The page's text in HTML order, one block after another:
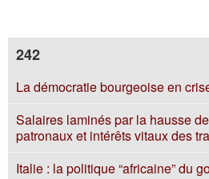
242
La démocratie bourgeoise en
Salaires laminés par la hausse
patronaux et intérêts vitaux des
Italie : la politique “africaine” du